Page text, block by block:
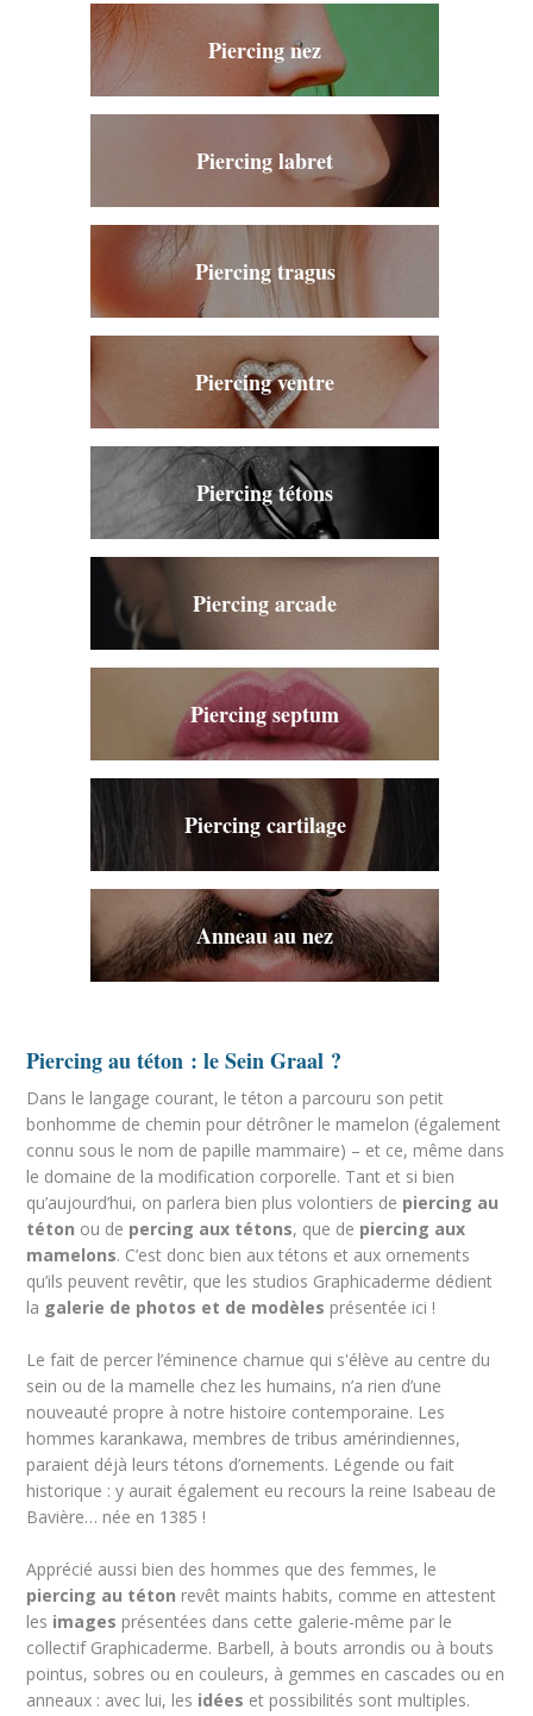
Piercing nez
Piercing labret
Piercing tragus
Piercing ventre
Piercing tétons
Piercing arcade
Piercing septum
Piercing cartilage
Anneau au nez
Piercing au téton : le Sein Graal ?
Dans le langage courant, le téton a parcouru son petit
bonhomme de chemin pour détrôner le mamelon (également
connu sous le nom de papille mammaire) – et ce, même dans
le domaine de la modification corporelle. Tant et si bien
qu’aujourd’hui, on parlera bien plus volontiers de piercing au
téton ou de percing aux tétons, que de piercing aux
mamelons. C’est donc bien aux tétons et aux ornements
qu’ils peuvent revêtir, que les studios Graphicaderme dédient
la galerie de photos et de modèles présentée ici !
Le fait de percer l’éminence charnue qui s'élève au centre du
sein ou de la mamelle chez les humains, n’a rien d’une
nouveauté propre à notre histoire contemporaine. Les
hommes karankawa, membres de tribus amérindiennes,
paraient déjà leurs tétons d’ornements. Légende ou fait
historique : y aurait également eu recours la reine Isabeau de
Bavière… née en 1385 !
Apprécié aussi bien des hommes que des femmes, le
piercing au téton revêt maints habits, comme en attestent
les images présentées dans cette galerie-même par le
collectif Graphicaderme. Barbell, à bouts arrondis ou à bouts
pointus, sobres ou en couleurs, à gemmes en cascades ou en
anneaux : avec lui, les idées et possibilités sont multiples.